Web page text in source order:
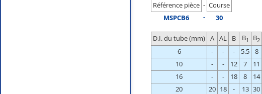
Référence pièce - Course
MSPCB6
- 30
D.I. du tube (mm) A AL B B1 B2
6
- - - 5.5 8
10
- - 12 7 11
16
- - 18 8 14
20
20 18 - 13 30